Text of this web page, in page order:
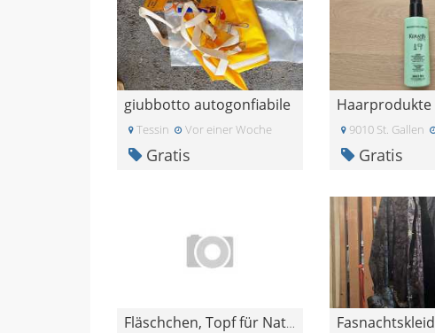
giubbotto autogonfiabile
Tessin Vor einer Woche
Gratis
9010 St. Gallen
Gratis
Fläschchen, Topf für Naturkosmetik